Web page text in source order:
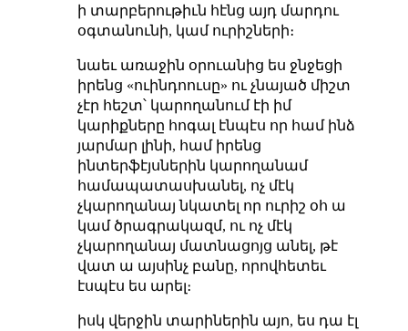
ի տարբերութիւն հէնց այդ մարդու
օգտանունի, կամ ուրիշների։
նաեւ առաջին օրուանից ես ջնջեցի
իրենց «ուինդոուսը» ու չնայած միշտ
չէր հեշտ՝ կարողանում էի իմ
կարիքները հոգալ էնպէս որ համ ինձ
յարմար լինի, համ իրենց
ինտերֆէյսներին կարողանամ
համապատասխանել, ոչ մէկ
չկարողանայ նկատել որ ուրիշ օհ ա
կամ ծրագրակազմ, ու ոչ մէկ
չկարողանայ մատնացոյց անել, թէ
վատ ա այսինչ բանը, որովհետեւ
էսպէս ես արել։
իսկ վերջին տարիներին այո, ես դա էլ